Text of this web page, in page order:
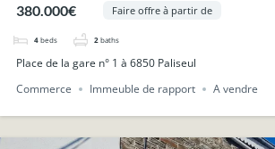
380.000€
Faire offre à partir de
4 beds 2 baths
Place de la gare n° 1 à 6850 Paliseul
Commerce
Immeuble de rapport A vendre